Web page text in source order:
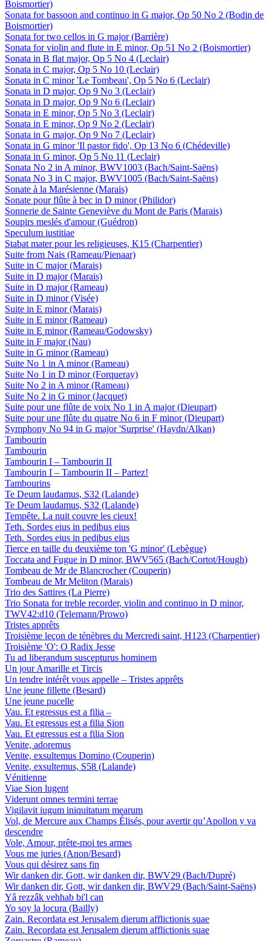
Boismortier)
Sonata for bassoon and continuo in G major, Op 50 No 2 (Bodin de
Boismortier)
Sonata for two cellos in G major (Barrière)
Sonata for violin and flute in E minor, Op 51 No 2 (Boismortier)
Sonata in B flat major, Op 5 No 4 (Leclair)
Sonata in C major, Op 5 No 10 (Leclair)
Sonata in C minor 'Le Tombeau', Op 5 No 6 (Leclair)
Sonata in D major, Op 9 No 3 (Leclair)
Sonata in D major, Op 9 No 6 (Leclair)
Sonata in E minor, Op 5 No 3 (Leclair)
Sonata in E minor, Op 9 No 2 (Leclair)
Sonata in G major, Op 9 No 7 (Leclair)
Sonata in G minor 'Il pastor fido', Op 13 No 6 (Chédeville)
Sonata in G minor, Op 5 No 11 (Leclair)
Sonata No 2 in A minor, BWV1003 (Bach/Saint-Saëns)
Sonata No 3 in C major, BWV1005 (Bach/Saint-Saëns)
Sonate à la Marésienne (Marais)
Sonate pour flûte à bec in D minor (Philidor)
Sonnerie de Sainte Geneviève du Mont de Paris (Marais)
Soupirs meslés d'amour (Guédron)
Speculum iustitiae
Stabat mater pour les religieuses, K15 (Charpentier)
Suite from Nais (Rameau/Pienaar)
Suite in C major (Marais)
Suite in D major (Marais)
Suite in D major (Rameau)
Suite in D minor (Visée)
Suite in E minor (Marais)
Suite in E minor (Rameau)
Suite in E minor (Rameau/Godowsky)
Suite in F major (Nau)
Suite in G minor (Rameau)
Suite No 1 in A minor (Rameau)
Suite No 1 in D minor (Forqueray)
Suite No 2 in A minor (Rameau)
Suite No 2 in G minor (Jacquet)
Suite pour une flûte de voix No 1 in A major (Dieupart)
Suite pour une flûte du quatre No 6 in F minor (Dieupart)
Symphony No 94 in G major 'Surprise' (Haydn/Alkan)
Tambourin
Tambourin
Tambourin I – Tambourin II
Tambourin I – Tambourin II – Partez!
Tambourins
Te Deum laudamus, S32 (Lalande)
Te Deum laudamus, S32 (Lalande)
Tempête. La nuit couvre les cieux!
Teth. Sordes eius in pedibus eius
Teth. Sordes eius in pedibus eius
Tierce en taille du deuxième ton 'G minor' (Lebègue)
Toccata and Fugue in D minor, BWV565 (Bach/Cortot/Hough)
Tombeau de Mr de Blancrocher (Couperin)
Tombeau de Mr Meliton (Marais)
Trio des Sattires (La Pierre)
Trio Sonata for treble recorder, violin and continuo in D minor,
TWV42:d10 (Telemann/Prowo)
Tristes apprêts
Troisième leçon de ténèbres du Mercredi saint, H123 (Charpentier)
Troisième 'O': O Radix Jesse
Tu ad liberandum suscepturus hominem
Un jour Amarille et Tircis
Un tendre intérêt vous appelle – Tristes apprêts
Une jeune fillette (Besard)
Une jeune pucelle
Vau. Et egressus est a filia –
Vau. Et egressus est a filia Sion
Vau. Et egressus est a filia Sion
Venite, adoremus
Venite, exsultemus Domino (Couperin)
Venite, exsultemus, S58 (Lalande)
Vénitienne
Viae Sion lugent
Viderunt omnes termini terrae
Vigilavit iugum iniquitatum mearum
Vol, de Mercure aux Champs Élisés, pour avertir qu’Apollon y va
descendre
Vole, Amour, prête-moi tes armes
Vous me juries (Anon/Besard)
Vous qui désirez sans fin
Wir danken dir, Gott, wir danken dir, BWV29 (Bach/Dupré)
Wir danken dir, Gott, wir danken dir, BWV29 (Bach/Saint-Saëns)
Yâ rezzâk vehhab bi'l can
Yo soy la locura (Bailly)
Zain. Recordata est Jerusalem dierum afflictionis suae
Zain. Recordata est Jerusalem dierum afflictionis suae